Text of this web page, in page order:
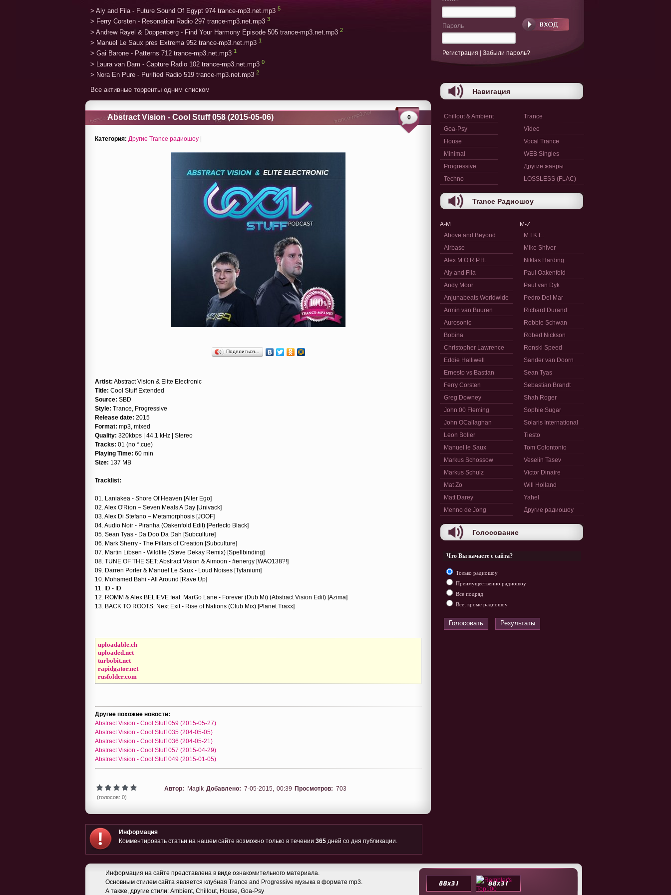
> Aly and Fila - Future Sound Of Egypt 974 trance-mp3.net.mp3 5
> Ferry Corsten - Resonation Radio 297 trance-mp3.net.mp3 3
> Andrew Rayel & Doppenberg - Find Your Harmony Episode 505 trance-mp3.net.mp3 2
> Manuel Le Saux pres Extrema 952 trance-mp3.net.mp3 1
> Gai Barone - Patterns 712 trance-mp3.net.mp3 1
> Laura van Dam - Capture Radio 102 trance-mp3.net.mp3 0
> Nora En Pure - Purified Radio 519 trance-mp3.net.mp3 2
Все активные торренты одним списком
Abstract Vision - Cool Stuff 058 (2015-05-06) 0
Категория: Другие Trance радиошоу |
Поделиться…
Artist: Abstract Vision & Elite Electronic
Title: Cool Stuff Extended
Source: SBD
Style: Trance, Progressive
Release date: 2015
Format: mp3, mixed
Quality: 320kbps | 44.1 kHz | Stereo
Tracks: 01 (no *.cue)
Playing Time: 60 min
Size: 137 MB
Tracklist:
01. Laniakea - Shore Of Heaven [Alter Ego]
02. Alex O'Rion – Seven Meals A Day [Univack]
03. Alex Di Stefano – Metamorphosis [JOOF]
04. Audio Noir - Piranha (Oakenfold Edit) [Perfecto Black]
05. Sean Tyas - Da Doo Da Dah [Subculture]
06. Mark Sherry - The Pillars of Creation [Subculture]
07. Martin Libsen - Wildlife (Steve Dekay Remix) [Spellbinding]
08. TUNE OF THE SET: Abstract Vision & Aimoon - #energy [WAO138?!]
09. Darren Porter & Manuel Le Saux - Loud Noises [Tytanium]
10. Mohamed Bahi - All Around [Rave Up]
11. ID - ID
12. ROMM & Alex BELIEVE feat. MarGo Lane - Forever (Dub Mi) (Abstract Vision Edit) [Azima]
13. BACK TO ROOTS: Next Exit - Rise of Nations (Club Mix) [Planet Traxx]
uploadable.ch
uploaded.net
turbobit.net
rapidgator.net
rusfolder.com
Другие похожие новости:
Abstract Vision - Cool Stuff 059 (2015-05-27)
Abstract Vision - Cool Stuff 035 (204-05-05)
Abstract Vision - Cool Stuff 036 (204-05-21)
Abstract Vision - Cool Stuff 057 (2015-04-29)
Abstract Vision - Cool Stuff 049 (2015-01-05)
(голосов: 0)
Автор: Magik Добавлено: 7-05-2015, 00:39 Просмотров: 703
Информация
Комментировать статьи на нашем сайте возможно только в течении 365 дней со дня публикации.
Пароль
Регистрация Забыли пароль?
Навигация
Chillout & Ambient
Goa-Psy
House
Minimal
Progressive
Techno
Trance
Video
Vocal Trance
WEB Singles
Другие жанры
LOSSLESS (FLAC)
Trance Радиошоу
A-M
Above and Beyond
Airbase
Alex M.O.R.P.H.
Aly and Fila
Andy Moor
Anjunabeats Worldwide
Armin van Buuren
Aurosonic
Bobina
Christopher Lawrence
Eddie Halliwell
Ernesto vs Bastian
Ferry Corsten
Greg Downey
John 00 Fleming
John OCallaghan
Leon Bolier
Manuel le Saux
Markus Schossow
Markus Schulz
Mat Zo
Matt Darey
Menno de Jong
M-Z
M.I.K.E.
Mike Shiver
Niklas Harding
Paul Oakenfold
Paul van Dyk
Pedro Del Mar
Richard Durand
Robbie Schwan
Robert Nickson
Ronski Speed
Sander van Doorn
Sean Tyas
Sebastian Brandt
Shah Roger
Sophie Sugar
Solaris International
Tiesto
Tom Colontonio
Veselin Tasev
Victor Dinaire
Will Holland
Yahel
Другие радиошоу
Голосование
Что Вы качаете с сайта?
Только радиошоу
Преимущественно радиошоу
Все подряд
Все, кроме радиошоу
Голосовать Результаты
Информация на сайте представлена в виде ознакомительного материала.
Основным стилем сайта является клубная Trance and Progressive музыка в формате mp3.
А также, другие стили: Ambient, Chillout, House, Goa-Psy